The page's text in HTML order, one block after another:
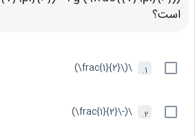
است؟
1.
\(\frac{1}{2}\)
2.
\(-\frac{1}{2}\)